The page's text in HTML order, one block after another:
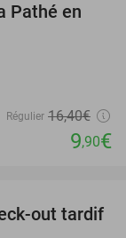
40%
Pathé en
Régulier 16,40€
9,90€
62%
out tardif